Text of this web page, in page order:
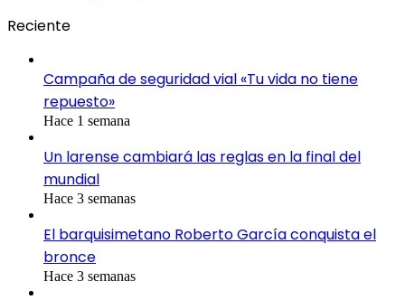
Reciente
Campaña de seguridad vial «Tu vida no tiene
repuesto»
Hace 1 semana
Un larense cambiará las reglas en la final del
mundial
Hace 3 semanas
El barquisimetano Roberto García conquista el
bronce
Hace 3 semanas